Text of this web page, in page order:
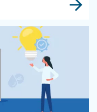
con
sobre nuestros
la mayor cantidad
expertos podrán
posible.